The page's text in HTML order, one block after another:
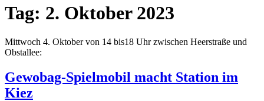
Tag: 2. Oktober 2023
Mittwoch 4. Oktober von 14 bis18 Uhr zwischen Heerstraße und
Obstallee:
Gewobag-Spielmobil macht Station im
Kiez